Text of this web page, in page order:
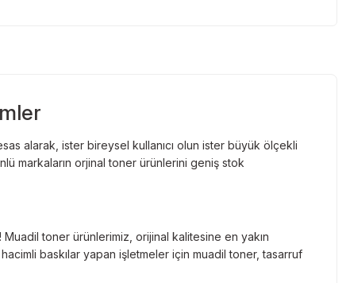
alarak, ister bireysel kullanıcı olun ister büyük ölçekli
markaların orjinal toner ürünlerini geniş stok
Muadil toner ürünlerimiz, orijinal kalitesine en yakın
baskılar yapan işletmeler için muadil toner, tasarruf